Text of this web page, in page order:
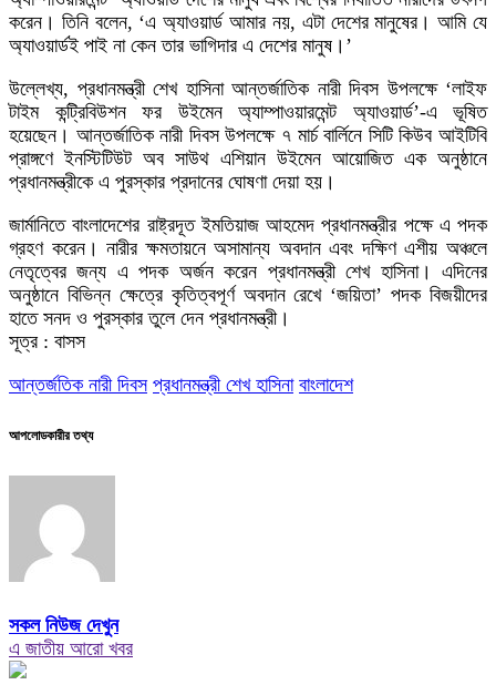
করেন। তিনি বলেন, ‘এ অ্যাওয়ার্ড আমার নয়, এটা দেশের মানুষের। আমি যে
অ্যাওয়ার্ডই পাই না কেন তার ভাগিদার এ দেশের মানুষ।’
উল্লেখ্য, প্রধানমন্ত্রী শেখ হাসিনা আন্তর্জাতিক নারী দিবস উপলক্ষে ‘লাইফ
টাইম কন্ট্রিবিউশন ফর উইমেন অ্যাম্পাওয়ারমেন্ট অ্যাওয়ার্ড’-এ ভূষিত
হয়েছেন। আন্তর্জাতিক নারী দিবস উপলক্ষে ৭ মার্চ বার্লিনে সিটি কিউব আইটিবি
প্রাঙ্গণে ইনস্টিটিউট অব সাউথ এশিয়ান উইমেন আয়োজিত এক অনুষ্ঠানে
প্রধানমন্ত্রীকে এ পুরস্কার প্রদানের ঘোষণা দেয়া হয়।
জার্মানিতে বাংলাদেশের রাষ্ট্রদূত ইমতিয়াজ আহমেদ প্রধানমন্ত্রীর পক্ষে এ পদক
গ্রহণ করেন। নারীর ক্ষমতায়নে অসামান্য অবদান এবং দক্ষিণ এশীয় অঞ্চলে
নেতৃত্বের জন্য এ পদক অর্জন করেন প্রধানমন্ত্রী শেখ হাসিনা। এদিনের
অনুষ্ঠানে বিভিন্ন ক্ষেত্রে কৃতিত্বপূর্ণ অবদান রেখে ‘জয়িতা’ পদক বিজয়ীদের
হাতে সনদ ও পুরস্কার তুলে দেন প্রধানমন্ত্রী।
সূত্র : বাসস
আন্তর্জতিক নারী দিবস প্রধানমন্ত্রী শেখ হাসিনা বাংলাদেশ
আপলোডকারীর তথ্য
সকল নিউজ দেখুন
এ জাতীয় আরো খবর